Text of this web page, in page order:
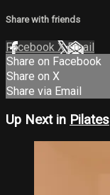
Share with friends
Facebook XEmail
Share on Facebook
Share on X
Share via Email
Up Next in Pilates